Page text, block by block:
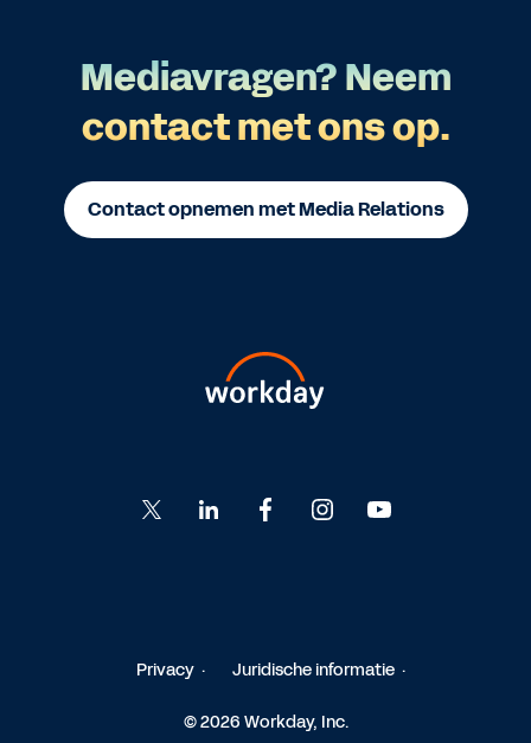
Mediavragen? Neem
contact met ons op.
Contact opnemen met Media Relations
Go
to
to
Go
to
Go
to
to
Privacy Juridische informatie
© 2026 Workday, Inc.